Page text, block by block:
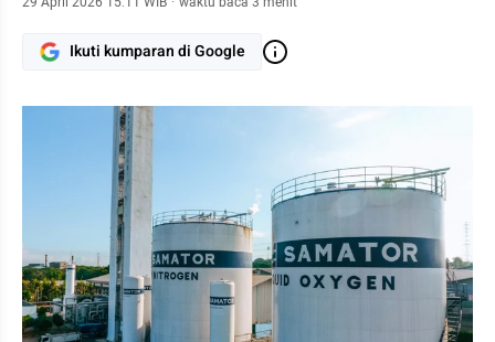
Ikuti kumparan di Google